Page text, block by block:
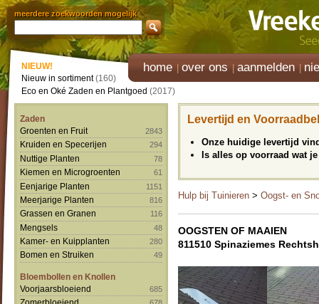
meerdere zoekwoorden mogelijk
home over ons aanmelden
NIEUW!
Nieuw in sortiment(160)
Eco en Oké Zaden en Plantgoed (2017)
Zaden
Groenten en Fruit
2843
Kruiden en Specerijen 294
Nuttige Planten 78
Kiemen en Microgroenten 61
Eenjarige Planten 1151
Meerjarige Planten 816
Grassen en Granen 116
Mengsels 48
Kamer- en Kuipplanten 280
Bomen en Struiken 49
Bloembollen en Knollen
Voorjaarsbloeiend
685
Levertijd en
Onze huidige levertijd
Is alles op voorraad wat
Hulp bij Tuinieren > Oogst- en
OOGSTEN OF MAAIEN
811510 Spinaziemes